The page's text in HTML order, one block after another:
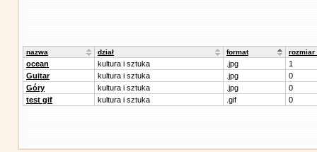
nazwa dział format rozmiar
ocean kultura i sztuka .jpg
1
Guitar
kultura i sztuka .jpg
0
Góry
kultura i sztuka .jpg
0
test gif
kultura i sztuka .gif 0